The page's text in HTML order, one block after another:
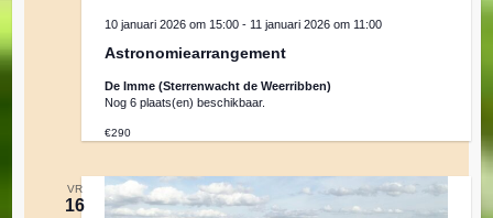
Astronomiearrangement
10 januari 2026 om 15:00 - 11 januari 2026 om 11:00
De Imme (Sterrenwacht de Weerribben)
Nog 6 plaats(en) beschikbaar.
€290
VR
16